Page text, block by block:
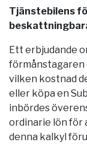
Tjänstebilens
Ett erbjudande
förmånstagaren
vilken kostnad
eller köpa en
inbördes
ordinarie lön för
denna kalkyl